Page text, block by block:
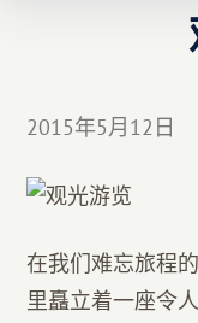
优点
合作伙伴
2015年5月12日
在我们难忘旅程
里矗立着一座令